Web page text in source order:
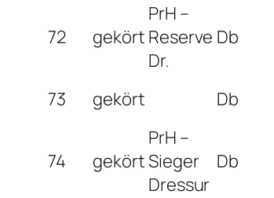
72 gekört
PrH –
Reserve
Dr.
Db
73 gekört Db
74 gekört
PrH –
Sieger
Dressur
Db